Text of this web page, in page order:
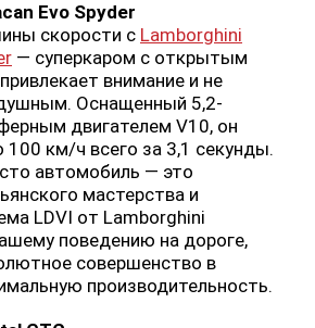
Evo Spyder
скорости с Lamborghini
— суперкаром с открытым
внимание и не
Оснащенный 5,2-
двигателем V10, он
100 км/ч всего за 3,1 секунды.
автомобиль — это
мастерства и
LDVI от Lamborghini
поведению на дороге,
совершенство в
производительность.